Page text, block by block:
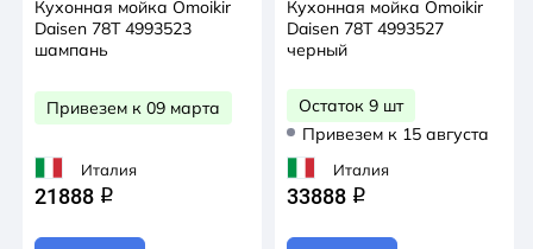
Кухонная мойка Omoikir
Daisen 78T 4993523
шампань
Привезем к 09 марта
Италия
21888 q
Кухонная мойка Omoikir
Daisen 78T 4993527
черный
Остаток 9 шт
Привезем к 15 августа
Италия
33888 q